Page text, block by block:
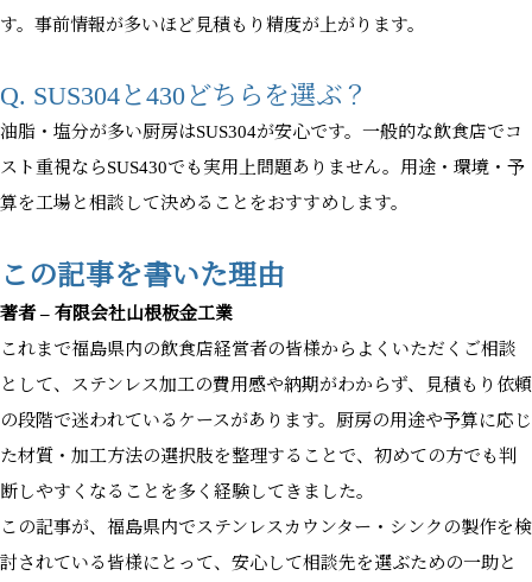
す。事前情報が多いほど見積もり精度が上がります。
Q. SUS304と430どちらを選ぶ？
油脂・塩分が多い厨房はSUS304が安心です。一般的な飲食店でコ
スト重視ならSUS430でも実用上問題ありません。用途・環境・予
算を工場と相談して決めることをおすすめします。
この記事を書いた理由
著者 – 有限会社山根板金工業
これまで福島県内の飲食店経営者の皆様からよくいただくご相談
として、ステンレス加工の費用感や納期がわからず、見積もり依頼
の段階で迷われているケースがあります。厨房の用途や予算に応じ
た材質・加工方法の選択肢を整理することで、初めての方でも判
断しやすくなることを多く経験してきました。
この記事が、福島県内でステンレスカウンター・シンクの製作を検
討されている皆様にとって、安心して相談先を選ぶための一助と